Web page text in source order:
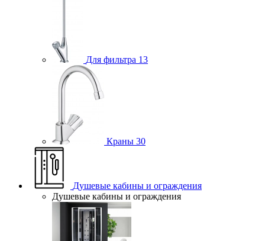
Для фильтра 13
Краны 30
Душевые кабины и ограждения
Душевые кабины и ограждения